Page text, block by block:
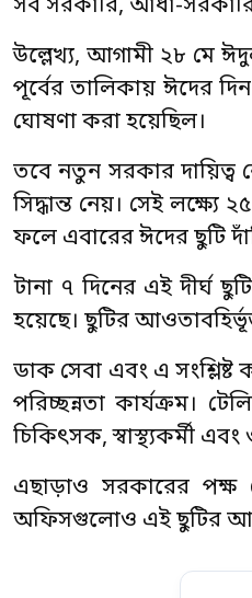
সব সরকারি, আধা-
উল্লেখ্য, আগামী ২৮ মে
পূর্বের তালিকায় ঈদের
ঘোষণা করা হয়েছিল।
তবে নতুন সরকার দায়িত্ব
সিদ্ধান্ত নেয়। সেই
ফলে এবারের ঈদের ছুটি
টানা ৭ দিনের এই দীর্ঘ
হয়েছে। ছুটির
ডাক সেবা এবং এ সংশ্লিষ্ট
পরিচ্ছন্নতা কার্যক্রম।
চিকিৎসক, স্বাস্থ্যকর্মী
এছাড়াও সরকারের পক্ষ
অফিসগুলোও এই ছুটির